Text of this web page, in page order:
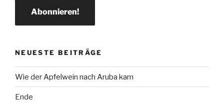
NEUESTE BEITRÄGE
Wie der Apfelwein nach Aruba kam
Ende